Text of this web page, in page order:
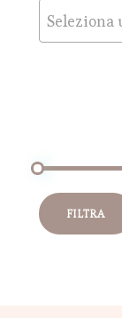
Seleziona
FILTRA